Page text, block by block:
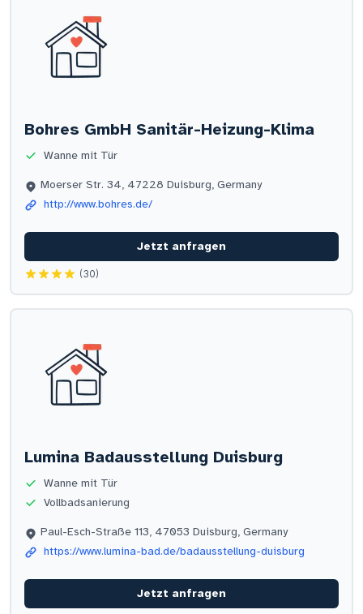
Bohres GmbH Sanitär-Heizung-Klima
Wanne mit Tür
Moerser Str. 34, 47228 Duisburg, Germany
http://www.bohres.de/
Jetzt anfragen
(30)
Lumina Badausstellung Duisburg
Wanne mit Tür
Vollbadsanierung
Paul-Esch-Straße 113, 47053 Duisburg, Germany
https://www.lumina-bad.de/badausstellung-duisburg
Jetzt anfragen